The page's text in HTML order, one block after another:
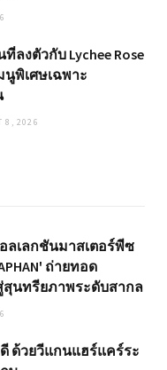
งตัวกับ Lychee Rose
นูพิเศษเฉพาะ
8, 2026
เลกชันมาสเตอร์พีซ
ถ่ายทอด
นทรียภาพระดับสากล
ด้วยวีแกนแฮร์แคร์ระ